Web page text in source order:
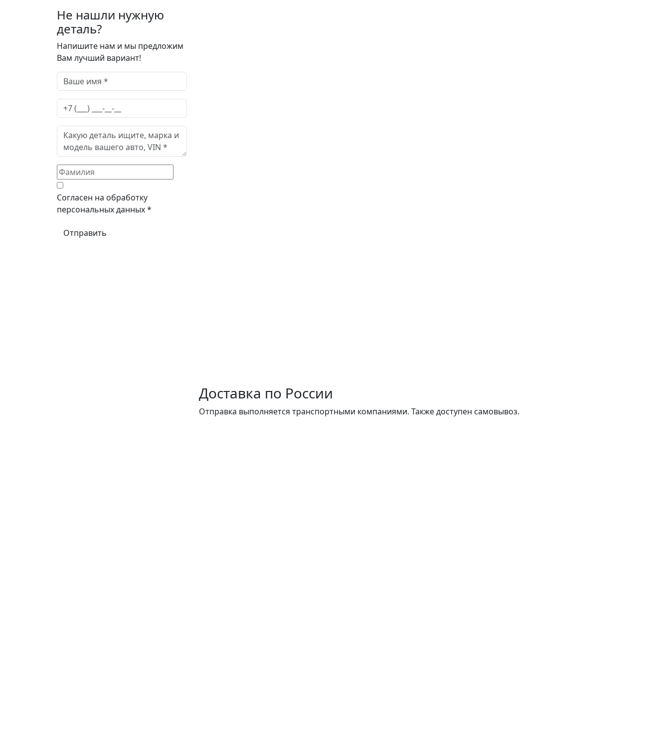
Не нашли нужную
деталь?
Напишите нам и мы предложим
Вам лучший вариант!
Согласен на обработку
персональных данных *
Доставка по России
Отправка выполняется транспортными компаниями. Также доступен самовывоз.